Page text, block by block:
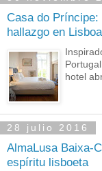
Casa do
hallazgo en Lisboa
hotel
28 julio 2016
AlmaLusa Baixa-
espíritu lisboeta